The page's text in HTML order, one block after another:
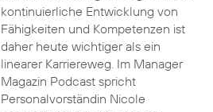
kontinuierliche Entwicklung von
Fähigkeiten und Kompetenzen ist
daher heute wichtiger als ein
linearer Karriereweg. Im Manager
Magazin Podcast spricht
Personalvorständin Nicole